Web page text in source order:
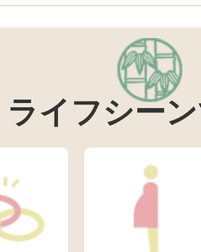
ライフシー